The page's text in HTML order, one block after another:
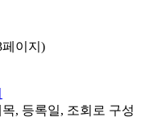
페이지)
, 등록일, 조회로 구성